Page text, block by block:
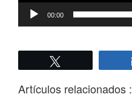
00:00
Artículos relacionados :